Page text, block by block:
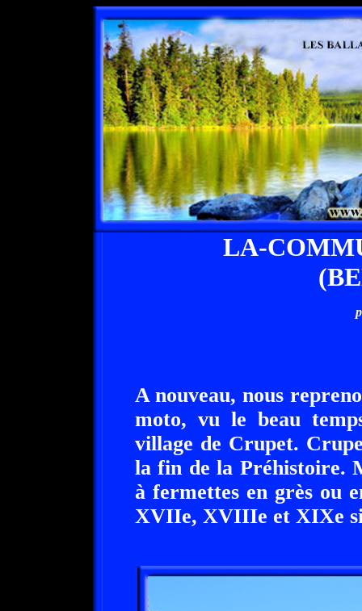
LA-
A nouveau, nous
moto, vu le beau
village de Crupet.
la fin de la Préhistoire.
à fermettes en grès ou
XVIIe, XVIIIe et XIXe